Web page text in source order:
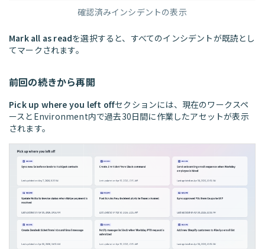
確認済みインシデントの表示
Mark all as readを選択すると、すべてのインシデントが既読とし
てマークされます。
前回の続きから再開
Pick up where you left offセクションには、現在のワークスペ
ースとEnvironment内で過去30日間に作業したアセットが表示
されます。